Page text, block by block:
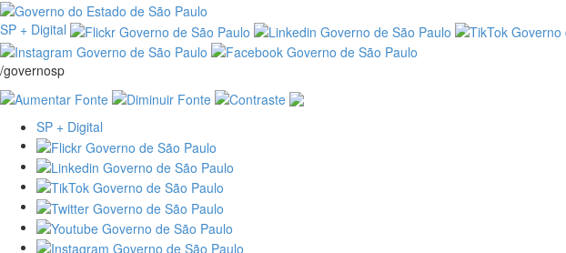
SP + Digital
/governosp
SP + Digital